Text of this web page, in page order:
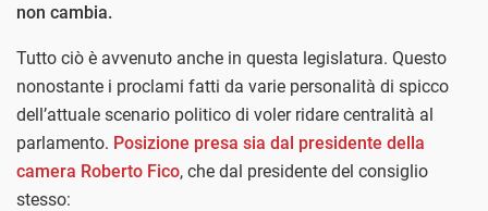
non cambia.
Tutto ciò è avvenuto anche in questa legislatura. Questo
nonostante i proclami fatti da varie personalità di spicco
dell’attuale scenario politico di voler ridare centralità al
parlamento. Posizione presa sia dal presidente della
camera Roberto Fico, che dal presidente del consiglio
stesso: